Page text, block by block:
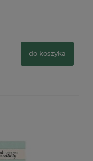
do koszyka